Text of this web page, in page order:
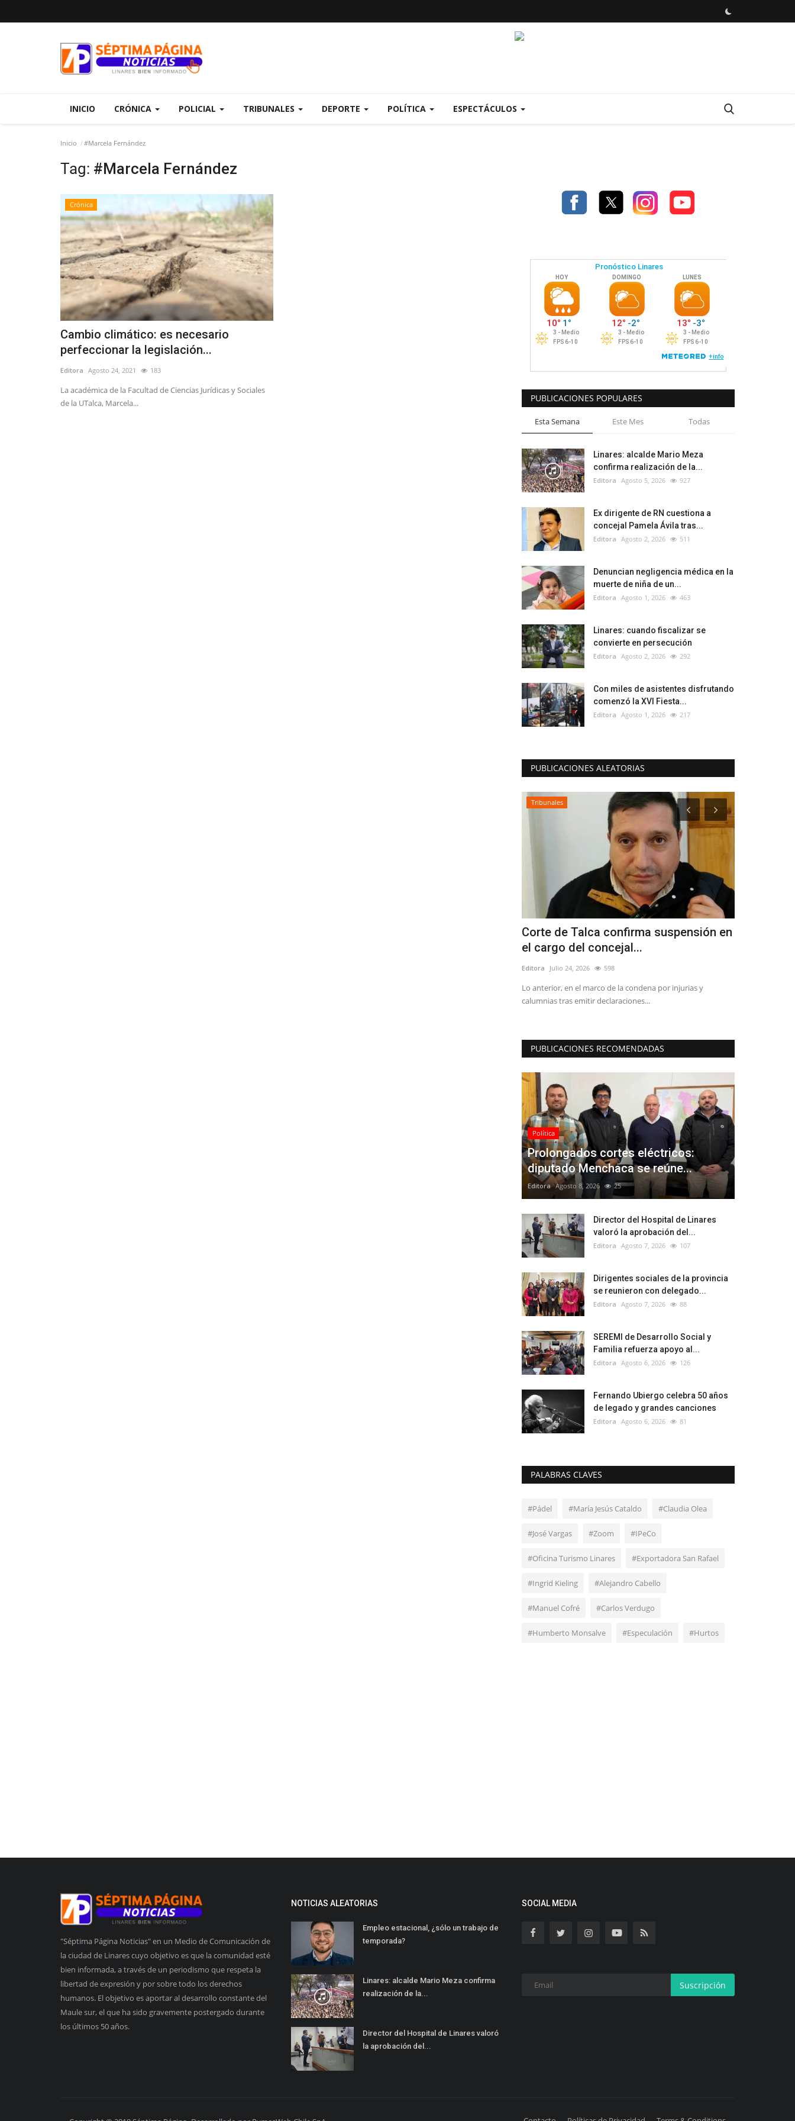
INICIO CRÓNICA POLICIAL TRIBUNALES DEPORTE POLÍTICA ESPECTÁCULOS
Inicio #Marcela Fernández
Tag: #Marcela Fernández
Crónica
Cambio climático: es necesario
perfeccionar la legislación...
Editora Agosto 24, 2021 183
La académica de la Facultad de Ciencias Jurídicas y Sociales
de la UTalca, Marcela...
PUBLICACIONES POPULARES
Esta Semana Este Mes Todas
Linares: alcalde Mario Meza
confirma realización de la...
Editora Agosto 5, 2026 927
Ex dirigente de RN cuestiona a
concejal Pamela Ávila tras...
Editora Agosto 2, 2026 511
Denuncian negligencia médica en la
muerte de niña de un...
Editora Agosto 1, 2026 463
Linares: cuando fiscalizar se
convierte en persecución
Editora Agosto 2, 2026 292
Con miles de asistentes disfrutando
comenzó la XVI Fiesta...
Editora Agosto 1, 2026 217
PUBLICACIONES ALEATORIAS
Tribunales
Corte de Talca confirma suspensión en
el cargo del concejal...
Editora Julio 24, 2026 598
Lo anterior, en el marco de la condena por injurias y
calumnias tras emitir declaraciones...
PUBLICACIONES RECOMENDADAS
Política
Prolongados cortes eléctricos:
diputado Menchaca se reúne...
Editora Agosto 8, 2026 25
Director del Hospital de Linares
valoró la aprobación del...
Editora Agosto 7, 2026 107
Dirigentes sociales de la provincia
se reunieron con delegado...
Editora Agosto 7, 2026 88
SEREMI de Desarrollo Social y
Familia refuerza apoyo al...
Editora Agosto 6, 2026 126
Fernando Ubiergo celebra 50 años
de legado y grandes canciones
Editora Agosto 6, 2026 81
PALABRAS CLAVES
#Pádel #María Jesús Cataldo #Claudia Olea
#José Vargas #Zoom #IPeCo
#Oficina Turismo Linares #Exportadora San Rafael
#Ingrid Kieling #Alejandro Cabello
#Manuel Cofré #Carlos Verdugo
#Humberto Monsalve #Especulación #Hurtos
"Séptima Página Noticias" en un Medio de Comunicación de
la ciudad de Linares cuyo objetivo es que la comunidad esté
bien informada, a través de un periodismo que respeta la
libertad de expresión y por sobre todo los derechos
humanos. El objetivo es aportar al desarrollo constante del
Maule sur, el que ha sido gravemente postergado durante
los últimos 50 años.
NOTICIAS ALEATORIAS
Empleo estacional, ¿sólo un trabajo de
temporada?
Linares: alcalde Mario Meza confirma
realización de la...
Director del Hospital de Linares valoró
la aprobación del...
SOCIAL MEDIA
Suscripción